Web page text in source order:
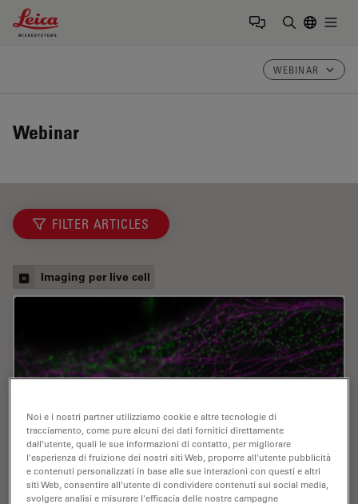
Leica Microsystems Logo
WEBINAR
Webinar
FILTER ARTICLES
Imaging per live cell
Noi e i nostri partner utilizziamo cookie e altre tecnologie di
tracciamento, come pure alcuni dei dati fornitici direttamente
dall'utente, quali le sue informazioni di contatto, per migliorare
l'esperienza di fruizione dei nostri siti Web, proporre all'utente pubblicità
e contenuti personalizzati in base alle sue interazioni con questi e altri
siti Web, consentire all'utente di condividere contenuti sui social media,
svolgere analisi e misurare l'efficacia delle nostre campagne